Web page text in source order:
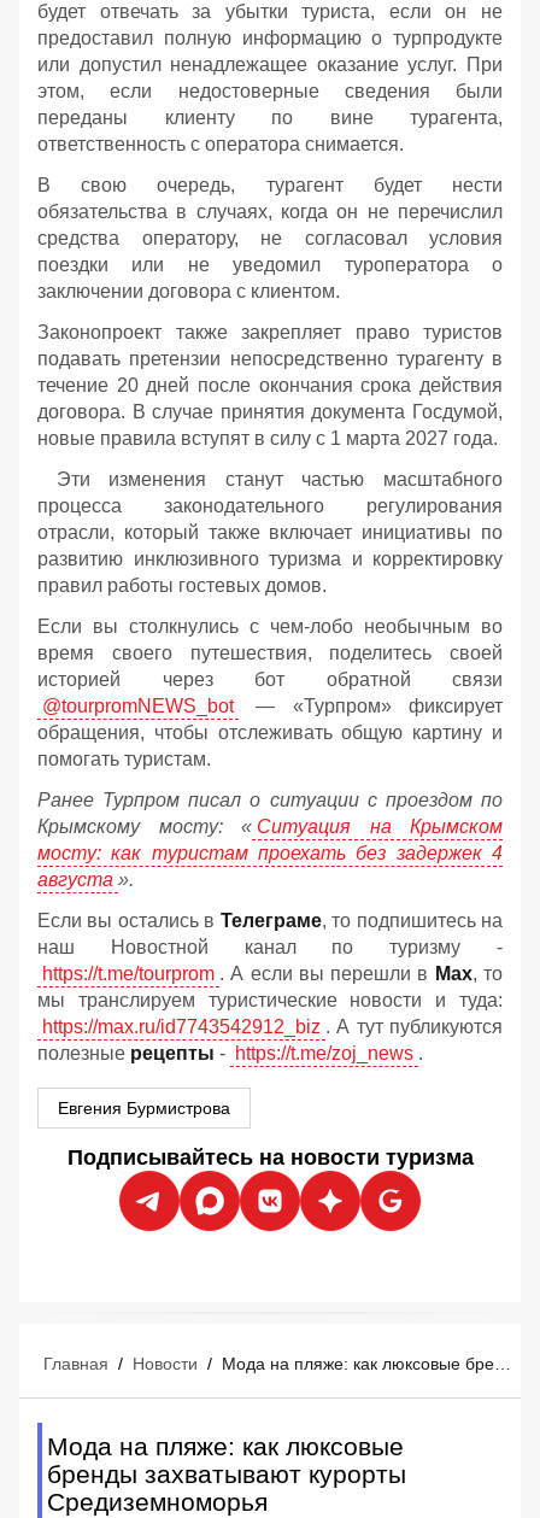
будет отвечать за убытки туриста, если он не
предоставил полную информацию о турпродукте
или допустил ненадлежащее оказание услуг. При
этом, если недостоверные сведения были
переданы клиенту по вине турагента,
ответственность с оператора снимается.
В свою очередь, турагент будет нести
обязательства в случаях, когда он не перечислил
средства оператору, не согласовал условия
поездки или не уведомил туроператора о
заключении договора с клиентом.
Законопроект также закрепляет право туристов
подавать претензии непосредственно турагенту в
течение 20 дней после окончания срока действия
договора. В случае принятия документа Госдумой,
новые правила вступят в силу с 1 марта 2027 года.
Эти изменения станут частью масштабного
процесса законодательного регулирования
отрасли, который также включает инициативы по
развитию инклюзивного туризма и корректировку
правил работы гостевых домов.
Если вы столкнулись с чем-лобо необычным во
время своего путешествия, поделитесь своей
историей через бот обратной связи
@tourpromNEWS_bot
— «Турпром» фиксирует
обращения, чтобы отслеживать общую картину и
помогать туристам.
Ранее Турпром писал о ситуации с проездом по
Крымскому мосту: « Ситуация на Крымском
мосту: как туристам проехать без задержек 4
августа ».
Если вы остались в Телеграме, то подпишитесь на
наш Новостной канал по туризму -
https://t.me/tourprom . А если вы перешли в Мах, то
мы транслируем туристические новости и туда:
https://max.ru/id7743542912_biz . А тут публикуются
полезные рецепты - https://t.me/zoj_news .
Евгения Бурмистрова
Подписывайтесь на новости туризма
Главная / Новости / Мода на пляже: как люксовые бренды захватывают курорты Средиземноморья
Мода на пляже: как люксовые
бренды захватывают курорты
Средиземноморья